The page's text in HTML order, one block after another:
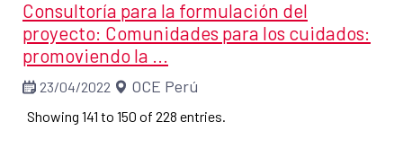
Consultoría para la formulación del
proyecto: Comunidades para los cuidados:
promoviendo la ...
23/04/2022 OCE Perú
Showing 141 to 150 of 228 entries.